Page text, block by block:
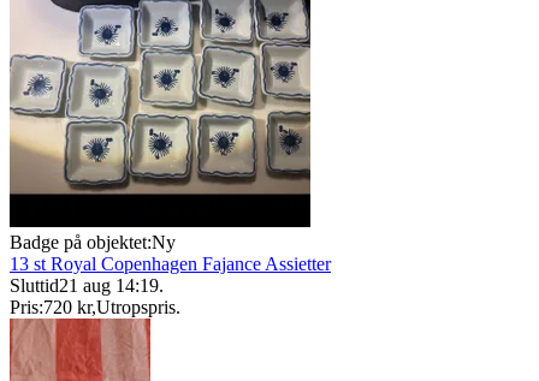
Badge på objektet:Ny
13 st Royal Copenhagen Fajance Assietter
Sluttid21 aug 14:19.
Pris:720 kr,Utropspris.